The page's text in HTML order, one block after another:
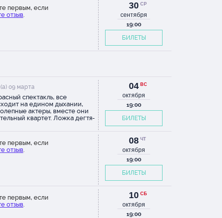
первым, если
отзыв.
30 СР
сентября
19:00
БИЛЕТЫ
09 марта
спектакль, все
на едином дыхании,
актеры, вместе они
квартет. Ложка дегтя-
04 ВС
октября
19:00
БИЛЕТЫ
первым, если
отзыв.
08 ЧТ
октября
19:00
БИЛЕТЫ
первым, если
отзыв.
10 СБ
октября
19:00